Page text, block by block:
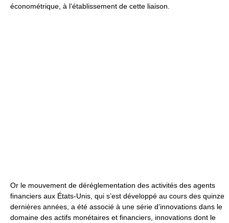
économétrique, à l’établissement de cette liaison.
Or le mouvement de déréglementation des activités des agents
financiers aux États-Unis, qui s’est développé au cours des quinze
dernières années, a été associé à une série d’innovations dans le
domaine des actifs monétaires et financiers, innovations dont le